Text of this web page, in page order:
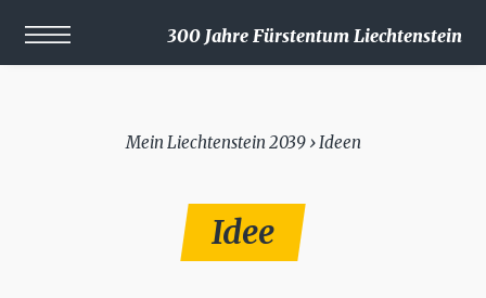
300 Jahre Fürstentum Liechtenstein
Mein Liechtenstein 2039 › Ideen
Idee